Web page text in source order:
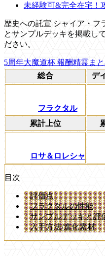
未経験可&完全在宅！
歴史への託宣 シャイア・フ
とサンプルデッキを掲載し
ださい。
5周年大魔道杯 報酬精霊ま
総合
デ
フラクタル
累計上位
ロサ＆ロレシャ
目次
評価点
フラクタルの性能
サンプルデッキと評
入手方法/進化素材